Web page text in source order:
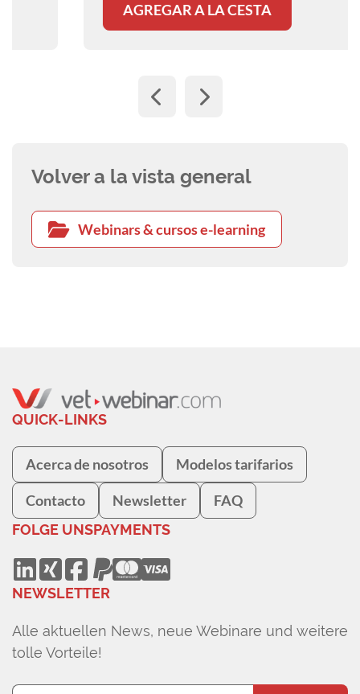
AGREGAR A LA CESTA
Volver a la vista general
Webinars & cursos e-learning
QUICK-LINKS
Acerca de nosotros Modelos tarifarios
Contacto Newsletter FAQ
FOLGE UNSPAYMENTS
NEWSLETTER
Alle aktuellen News, neue Webinare und weitere
tolle Vorteile!